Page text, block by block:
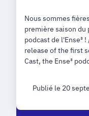
Nous sommes
première saison du
podcast de l'Ense³
release of the first
Cast, the Ense³
Publié le 20